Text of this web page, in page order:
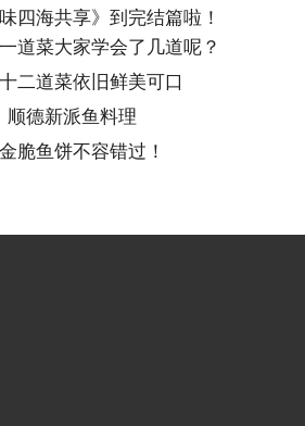
四海共享》到完结篇啦！
道菜大家学会了几道呢？
二道菜依旧鲜美可口
顺德新派鱼料理
脆鱼饼不容错过！